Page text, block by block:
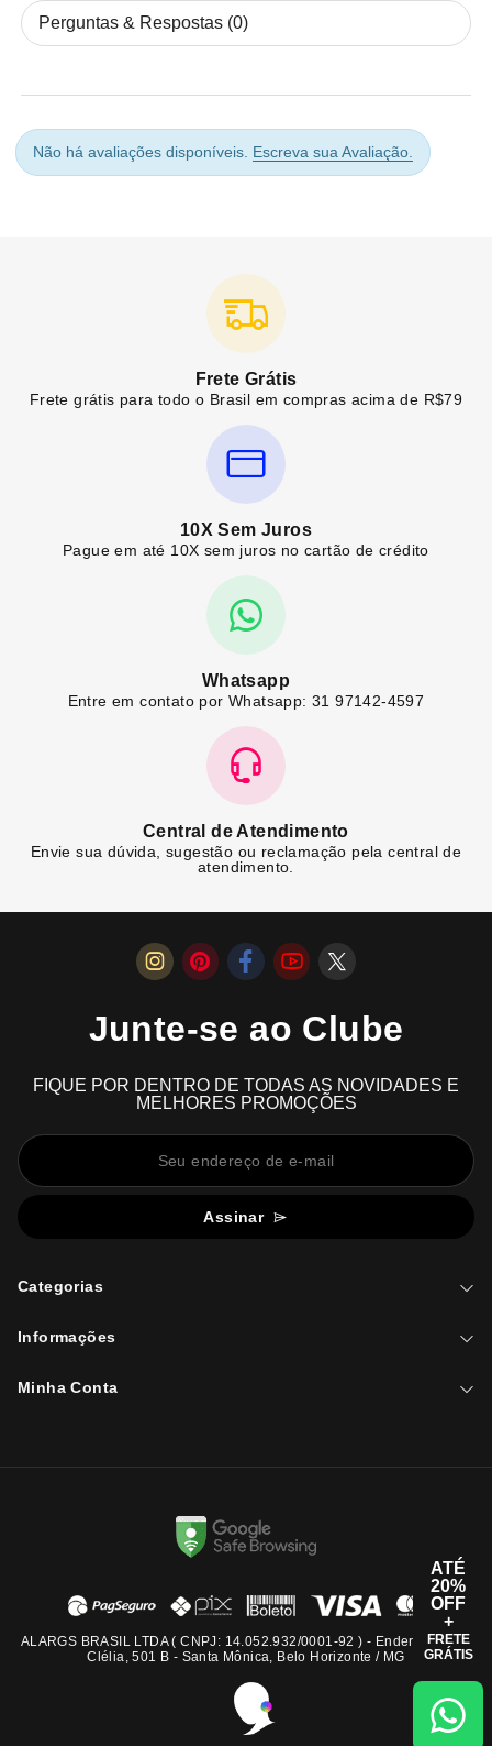
Perguntas & Respostas (0)
Não há avaliações disponíveis. Escreva sua Avaliação.
Frete Grátis
Frete grátis para todo o Brasil em compras acima de R$79
10X Sem Juros
Pague em até 10X sem juros no cartão de crédito
Whatsapp
Entre em contato por Whatsapp: 31 97142-4597
Central de Atendimento
Envie sua dúvida, sugestão ou reclamação pela central de
atendimento.
Junte-se ao Clube
FIQUE POR DENTRO DE TODAS AS NOVIDADES E
MELHORES PROMOÇÕES
Assinar
Categorias
Informações
Minha Conta
ALARGS BRASIL LTDA ( CNPJ: 14.052.932/0001-92 ) - Endereço: Rua
Clélia, 501 B - Santa Mônica, Belo Horizonte / MG
ATÉ
20%
OFF
+
FRETE
GRÁTIS